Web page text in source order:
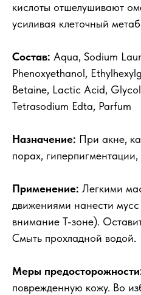
кислоты отшелушивают
усиливая клеточный
Состав: Aqua, Sodium
Phenoxyethanol,
Betaine, Lactic Acid,
Tetrasodium Edta, Parfum
Назначение: При акне,
порах,
Применение: Легкими
движениями нанести
внимание Т-зоне).
Смыть прохладной водой.
Меры
поврежденную кожу. Во